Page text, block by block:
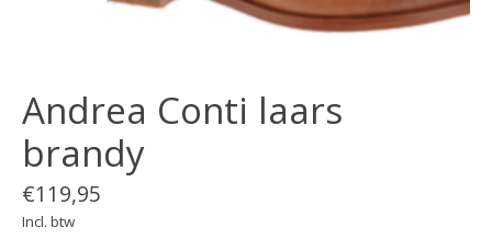
Andrea Conti laars
brandy
€119,95
Incl. btw